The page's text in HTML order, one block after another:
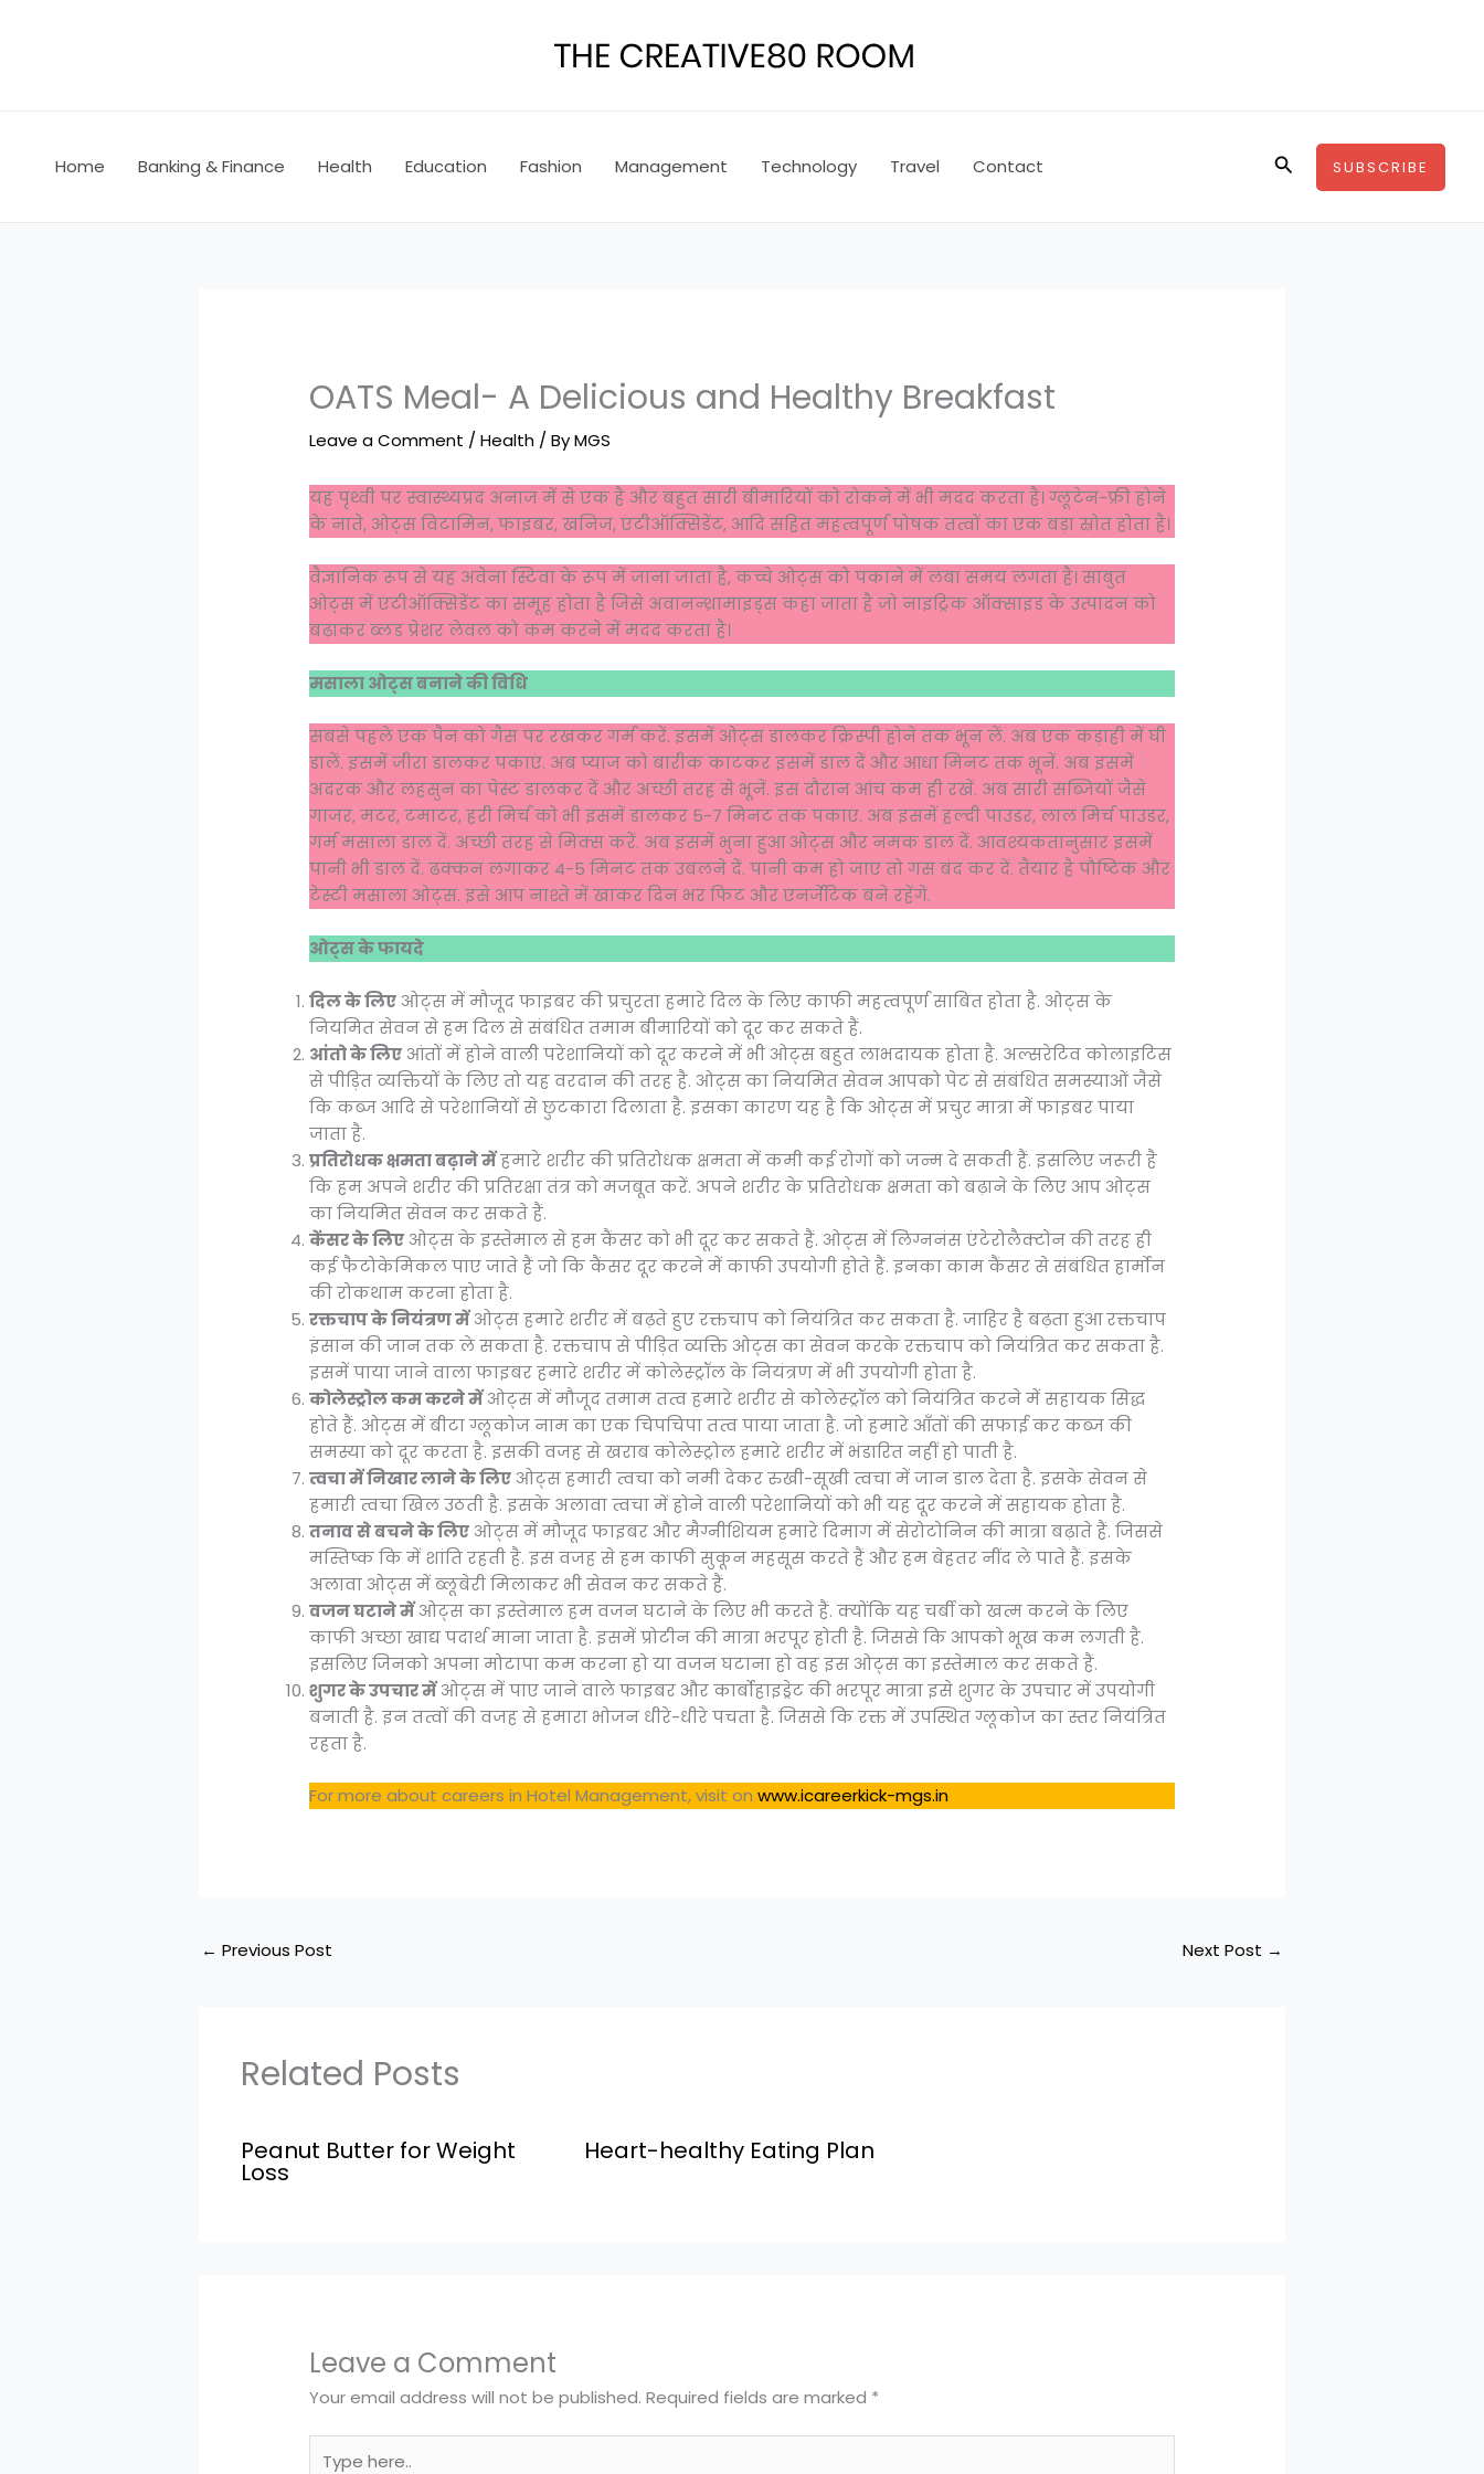
Home Banking & Finance Health Education Fashion Management Technology Travel Contact SearchSUBSCRIBE
OATS Meal- A Delicious and Healthy Breakfast
Leave a Comment /Health / ByMGS
यह पृथ्वी पर स्वास्थ्यप्रद अनाज में से एक है और बहुत सारी बीमारियों को रोकने में भी मदद करता है। ग्लूटेन-फ्री होने
के नाते, ओट्स विटामिन, फाइबर, खनिज, एंटीऑक्सिडेंट, आदि सहित महत्वपूर्ण पोषक तत्वों का एक बड़ा स्रोत होता है।
वैज्ञानिक रूप से यह अवेना स्टिवा के रूप में जाना जाता है, कच्चे ओट्स को पकाने में लंबा समय लगता है। साबुत
ओट्स में एंटीऑक्सिडेंट का समूह होता है जिसे अवानन्थ्रामाइड्स कहा जाता है जो नाइट्रिक ऑक्साइड के उत्पादन को
बढ़ाकर ब्लड प्रेशर लेवल को कम करने में मदद करता है।
मसाला ओट्स बनाने की विधि
सबसे पहले एक पैन को गैस पर रखकर गर्म करें. इसमें ओट्स डालकर क्रिस्पी होने तक भून लें. अब एक कड़ाही में घी
डालें. इसमें जीरा डालकर पकाएं. अब प्याज को बारीक काटकर इसमें डाल दें और आधा मिनट तक भूनें. अब इसमें
अदरक और लहसुन का पेस्ट डालकर दें और अच्छी तरह से भूनें. इस दौरान आंच कम ही रखें. अब सारी सब्जियों जैसे
गाजर, मटर, टमाटर, हरी मिर्च को भी इसमें डालकर 5-7 मिनट तक पकाएं. अब इसमें हल्दी पाउडर, लाल मिर्च पाउडर,
गर्म मसाला डाल दें. अच्छी तरह से मिक्स करें. अब इसमें भुना हुआ ओट्स और नमक डाल दें. आवश्यकतानुसार इसमें
पानी भी डाल दें. ढक्कन लगाकर 4-5 मिनट तक उबलने दें. पानी कम हो जाए तो गस बंद कर दें. तैयार है पौष्टिक और
टेस्टी मसाला ओट्स. इसे आप नाश्ते में खाकर दिन भर फिट और एनर्जेटिक बने रहेंगे.
ओट्स के फायदे
दिल के लिए ओट्स में मौजूद फाइबर की प्रचुरता हमारे दिल के लिए काफी महत्वपूर्ण साबित होता है. ओट्स के
नियमित सेवन से हम दिल से संबंधित तमाम बीमारियों को दूर कर सकते हैं.
आंतो के लिए आंतों में होने वाली परेशानियों को दूर करने में भी ओट्स बहुत लाभदायक होता है. अल्सरेटिव कोलाइटिस
से पीड़ित व्यक्तियों के लिए तो यह वरदान की तरह है. ओट्स का नियमित सेवन आपको पेट से संबंधित समस्याओं जैसे
कि कब्ज आदि से परेशानियों से छुटकारा दिलाता है. इसका कारण यह है कि ओट्स में प्रचुर मात्रा में फाइबर पाया
जाता है.
प्रतिरोधक क्षमता बढ़ाने मेंहमारे शरीर की प्रतिरोधक क्षमता में कमी कई रोगों को जन्म दे सकती हैं. इसलिए जरूरी है
कि हम अपने शरीर की प्रतिरक्षा तंत्र को मजबूत करें. अपने शरीर के प्रतिरोधक क्षमता को बढ़ाने के लिए आप ओट्स
का नियमित सेवन कर सकते हैं.
केंसर के लिए ओट्स के इस्तेमाल से हम कैंसर को भी दूर कर सकते हैं. ओट्स में लिग्ननंस एंटेरोलैक्टोन की तरह ही
कई फैटोकेमिकल पाए जाते हैं जो कि कैंसर दूर करने में काफी उपयोगी होते हैं. इनका काम कैंसर से संबंधित हार्मोन
की रोकथाम करना होता है.
रक्तचाप के नियंत्रण मेंओट्स हमारे शरीर में बढ़ते हुए रक्तचाप को नियंत्रित कर सकता है. जाहिर है बढ़ता हुआ रक्तचाप
इंसान की जान तक ले सकता है. रक्तचाप से पीड़ित व्यक्ति ओट्स का सेवन करके रक्तचाप को नियंत्रित कर सकता है.
इसमें पाया जाने वाला फाइबर हमारे शरीर में कोलेस्ट्रॉल के नियंत्रण में भी उपयोगी होता है.
कोलेस्ट्रोल कम करने मेंओट्स में मौजूद तमाम तत्व हमारे शरीर से कोलेस्ट्रॉल को नियंत्रित करने में सहायक सिद्ध
होते हैं. ओट्स में बीटा ग्लूकोज नाम का एक चिपचिपा तत्व पाया जाता है. जो हमारे आँतों की सफाई कर कब्ज की
समस्या को दूर करता है. इसकी वजह से खराब कोलेस्ट्रोल हमारे शरीर में भंडारित नहीं हो पाती है.
त्वचा में निखार लाने के लिए ओट्स हमारी त्वचा को नमी देकर रुखी-सूखी त्वचा में जान डाल देता है. इसके सेवन से
हमारी त्वचा खिल उठती है. इसके अलावा त्वचा में होने वाली परेशानियों को भी यह दूर करने में सहायक होता है.
तनाव से बचने के लिए ओट्स में मौजूद फाइबर और मैग्नीशियम हमारे दिमाग में सेरोटोनिन की मात्रा बढ़ाते हैं. जिससे
मस्तिष्क कि में शांति रहती है. इस वजह से हम काफी सुकून महसूस करते हैं और हम बेहतर नींद ले पाते हैं. इसके
अलावा ओट्स में ब्लूबेरी मिलाकर भी सेवन कर सकते हैं.
वजन घटाने मेंओट्स का इस्तेमाल हम वजन घटाने के लिए भी करते हैं. क्योंकि यह चर्बी को खत्म करने के लिए
काफी अच्छा खाद्य पदार्थ माना जाता है. इसमें प्रोटीन की मात्रा भरपूर होती है. जिससे कि आपको भूख कम लगती है.
इसलिए जिनको अपना मोटापा कम करना हो या वजन घटाना हो वह इस ओट्स का इस्तेमाल कर सकते हैं.
शुगर के उपचार मेंओट्स में पाए जाने वाले फाइबर और कार्बोहाइड्रेट की भरपूर मात्रा इसे शुगर के उपचार में उपयोगी
बनाती है. इन तत्वों की वजह से हमारा भोजन धीरे-धीरे पचता है. जिससे कि रक्त में उपस्थित ग्लूकोज का स्तर नियंत्रित
रहता है.
For more about careers in Hotel Management, visit onwww.icareerkick-mgs.in
← Previous Post Next Post →
Related Posts
Peanut Butter for Weight
Loss
Heart-healthy Eating Plan
Leave a Comment
Your email address will not be published. Required fields are marked *